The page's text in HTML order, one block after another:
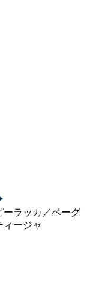
ーラッカ／ベーグ
ィージャ